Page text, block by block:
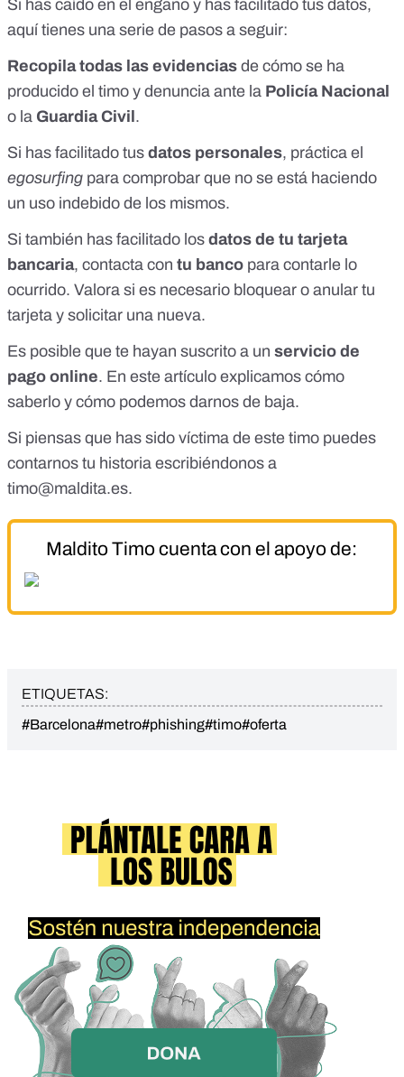
Si has caído en el engaño y has facilitado tus datos,
aquí tienes una serie de pasos a seguir:
Recopila todas las evidencias de cómo se ha
producido el timo y denuncia ante la Policía Nacional
o la Guardia Civil .
Si has facilitado tus datos personales, práctica el
egosurfing para comprobar que no se está haciendo
un uso indebido de los mismos.
Si también has facilitado los datos de tu tarjeta
bancaria, contacta con tu banco para contarle lo
ocurrido. Valora si es necesario bloquear o anular tu
tarjeta y solicitar una nueva.
Es posible que te hayan suscrito a un servicio de
pago online. En este artículo explicamos cómo
saberlo y cómo podemos darnos de baja.
Si piensas que has sido víctima de este timo puedes
contarnos tu historia escribiéndonos a
timo@maldita.es.
Maldito Timo cuenta con el apoyo de:
ETIQUETAS:
#Barcelona#metro#phishing#timo#oferta